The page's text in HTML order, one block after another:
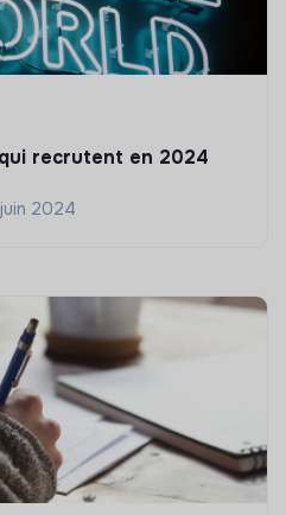
recrutent en 2024
2024